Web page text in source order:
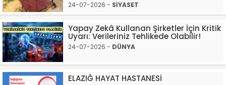
24-07-2026 - SİYASET
Yapay Zekâ Kullanan Şirketler İçin Kritik
Uyarı: Verileriniz Tehlikede Olabilir!
24-07-2026 - DÜNYA
ELAZIĞ HAYAT HASTANESİ